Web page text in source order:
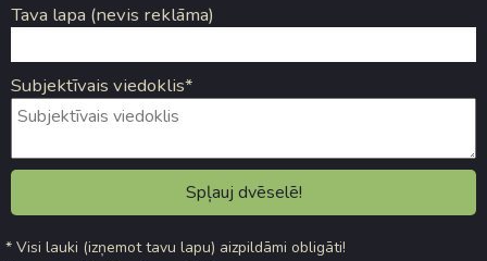
Tava lapa (nevis reklāma)
Subjektīvais viedoklis*
* Visi lauki (izņemot tavu lapu) aizpildāmi obligāti!